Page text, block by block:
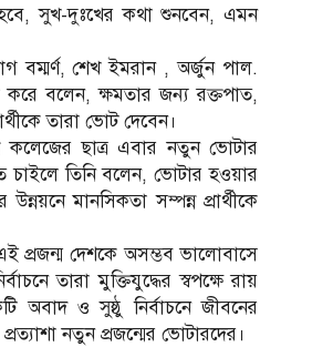
সুখ-দুঃখের কথা শুনবেন, এমন
বম্মর্ণ, শেখ ইমরান , অর্জুন পাল.
বলেন, ক্ষমতার জন্য রক্তপাত,
তারা ভোট দেবেন।
কলেজের ছাত্র এবার নতুন ভোটার
চাইলে তিনি বলেন, ভোটার হওয়ার
মানসিকতা সম্পন্ন প্রার্থীকে
প্রজন্ম দেশকে অসম্ভব ভালোবাসে
তারা মুক্তিযুদ্ধের স্বপক্ষে রায়
অবাদ ও সুষ্ঠু নির্বাচনে জীবনের
নতুন প্রজন্মের ভোটারদের।